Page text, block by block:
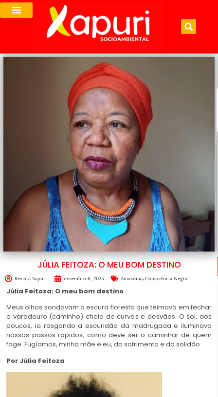
JÚLIA FEITOZA: O MEU BOM DESTINO
Revista Xapuri dezembro 6, 2025 Amazônia, Consciência Negra
Júlia Feitoza: O meu bom destino
Meus olhos sondavam a escura floresta que teimava em fechar
o varadouro (caminho) cheio de curvas e desvãos. O sol, aos
poucos, ia rasgando a escuridão da madrugada e iluminava
nossos passos rápidos, como deve ser o caminhar de quem
foge. Fugíamos, minha mãe e eu, do sofrimento e da solidão.
Por Júlia Feitoza